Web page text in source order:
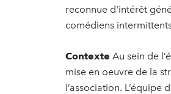
reconnue d'intérêt
comédiens
Contexte Au sein de
mise en oeuvre de la
l’association.